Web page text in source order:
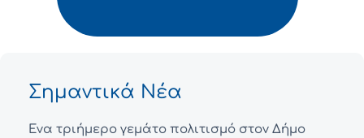
Σημαντικά Νέα
Ένα τριήμερο γεμάτο πολιτισμό στον Δήμο